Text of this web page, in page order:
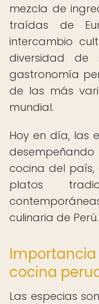
mezcla de
traídas de
intercambio
diversidad
gastronomía
de las más
mundial.
Hoy en día, las
cocina del
platos
culinaria de Perú.
Importancia
cocina
Las especias